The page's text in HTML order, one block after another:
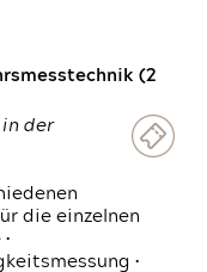
(2
in der
die einzelnen
•